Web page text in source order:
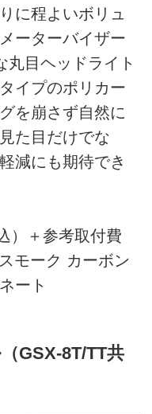
に程よいボリュ
ーターバイザー
丸目ヘッドライト
イプのポリカー
を崩さず自然に
た目だけでな
減にも期待でき
）＋参考取付費
モーク カーボン
ート
GSX-8T/TT共